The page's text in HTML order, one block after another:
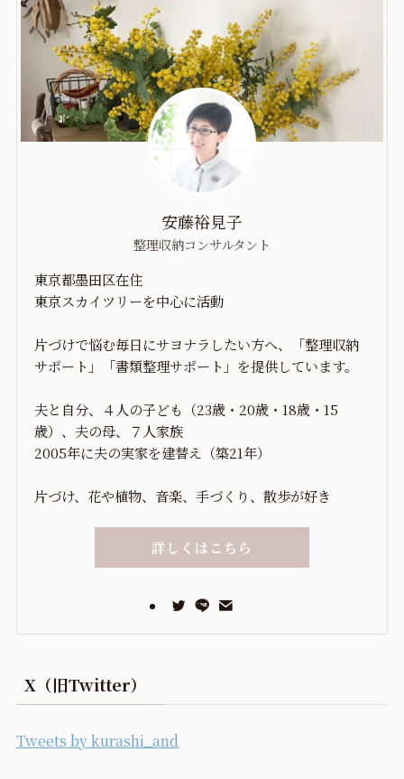
安藤裕見子
整理収納コンサルタント
東京都墨田区在住
東京スカイツリーを中心に活動
片づけで悩む毎日にサヨナラしたい方へ、「整理収納
サポート」「書類整理サポート」を提供しています。
夫と自分、４人の子ども（23歳・20歳・18歳・15
歳）、夫の母、７人家族
2005年に夫の実家を建替え（築21年）
片づけ、花や植物、音楽、手づくり、散歩が好き
詳しくはこちら
X（旧Twitter）
Tweets by kurashi_and